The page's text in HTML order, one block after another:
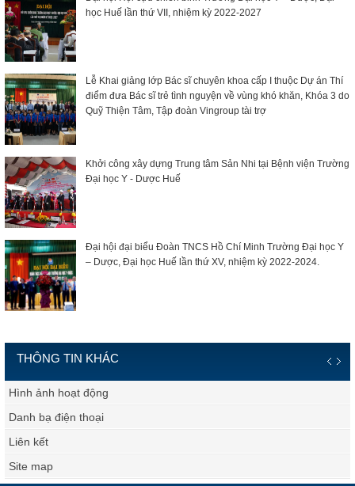
học Huế lần thứ VII, nhiệm kỳ 2022-2027
Lễ Khai giảng lớp Bác sĩ chuyên khoa cấp I thuộc Dự án Thí
điểm đưa Bác sĩ trẻ tình nguyện về vùng khó khăn, Khóa 3 do
Quỹ Thiện Tâm, Tập đoàn Vingroup tài trợ
Khởi công xây dựng Trung tâm Sản Nhi tại Bệnh viện Trường
Đại học Y - Dược Huế
Đại hội đại biểu Đoàn TNCS Hồ Chí Minh Trường Đại học Y
– Dược, Đại học Huế lần thứ XV, nhiệm kỳ 2022-2024.
THÔNG TIN KHÁC
Hình ảnh hoạt động
Danh bạ điện thoại
Liên kết
Site map